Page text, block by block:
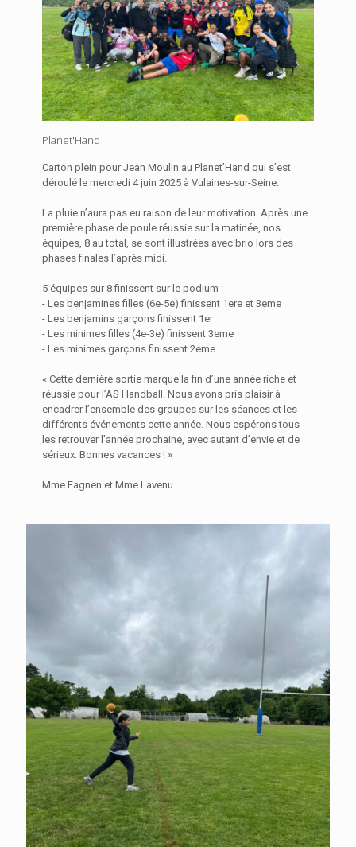
Planet'Hand
Carton plein pour Jean Moulin au Planet’Hand qui s’est
déroulé le mercredi 4 juin 2025 à Vulaines-sur-Seine.
La pluie n’aura pas eu raison de leur motivation. Après une
première phase de poule réussie sur la matinée, nos
équipes, 8 au total, se sont illustrées avec brio lors des
phases finales l’après midi.
5 équipes sur 8 finissent sur le podium :
- Les benjamines filles (6e-5e) finissent 1ere et 3eme
- Les benjamins garçons finissent 1er
- Les minimes filles (4e-3e) finissent 3eme
- Les minimes garçons finissent 2eme
« Cette dernière sortie marque la fin d’une année riche et
réussie pour l’AS Handball. Nous avons pris plaisir à
encadrer l’ensemble des groupes sur les séances et les
différents événements cette année. Nous espérons tous
les retrouver l’année prochaine, avec autant d’envie et de
sérieux. Bonnes vacances ! »
Mme Fagnen et Mme Lavenu